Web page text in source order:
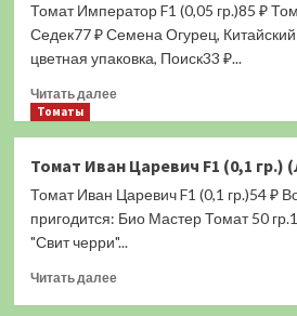
7
F1
(Лучшая
Томат Император F1 (0,05 гр.)85 ₽
Седек77 ₽ Семена Огурец,
цветная упаковка, Поиск33 ₽...
Читать далееПрочитать
Император
F1
(0,05
гр.)
цена)
Томаты
Томат Иван Царевич F1 (0,1 гр.)
Томат Иван Царевич F1 (0,1 гр.)54 ₽
пригодится: Био Мастер Томат 50
"Свит черри"...
Читать далееПрочитать